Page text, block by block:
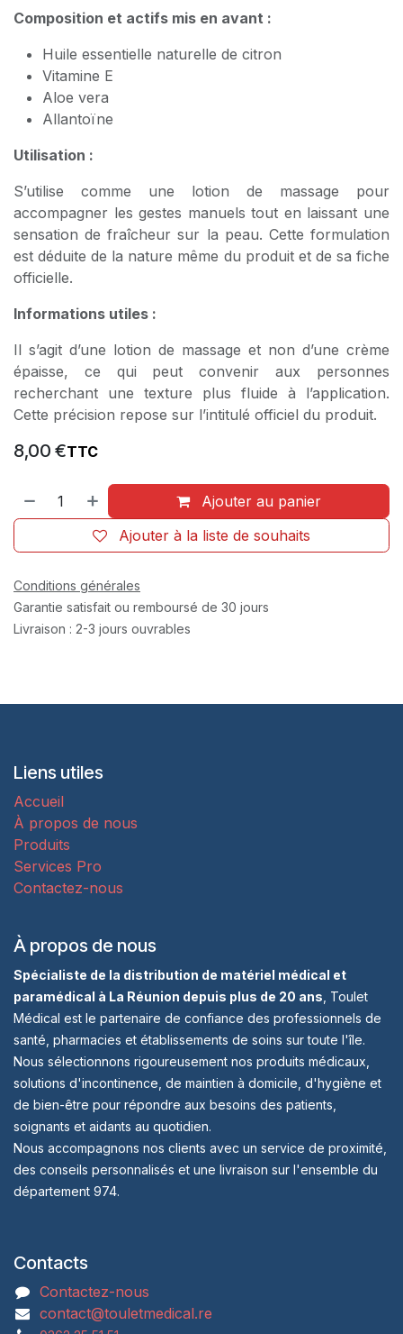
Composition et actifs mis en avant :
Huile essentielle naturelle de citron
Vitamine E
Aloe vera
Allantoïne
Utilisation :
S’utilise comme une lotion de massage pour
accompagner les gestes manuels tout en laissant une
sensation de fraîcheur sur la peau. Cette formulation
est déduite de la nature même du produit et de sa fiche
officielle.
Informations utiles :
Il s’agit d’une lotion de massage et non d’une crème
épaisse, ce qui peut convenir aux personnes
recherchant une texture plus fluide à l’application.
Cette précision repose sur l’intitulé officiel du produit.
8,00 €TTC
Ajouter au panier
Ajouter à la liste de souhaits
Conditions générales
Garantie satisfait ou remboursé de 30 jours
Livraison : 2-3 jours ouvrables
Liens utiles
Accueil
À propos de nous
Produits
Services Pro
Contactez-nous
À propos de nous
Spécialiste de la distribution de matériel médical et
paramédical à La Réunion depuis plus de 20 ans , Toulet
Médical est le partenaire de confiance des professionnels de
santé, pharmacies et établissements de soins sur toute l'île.
Nous sélectionnons rigoureusement nos produits médicaux,
solutions d'incontinence, de maintien à domicile, d'hygiène et
de bien-être pour répondre aux besoins des patients,
soignants et aidants au quotidien.
Nous accompagnons nos clients avec un service de proximité,
des conseils personnalisés et une livraison sur l'ensemble du
département 974.
Contacts
Contactez-nous
contact@touletmedical.re